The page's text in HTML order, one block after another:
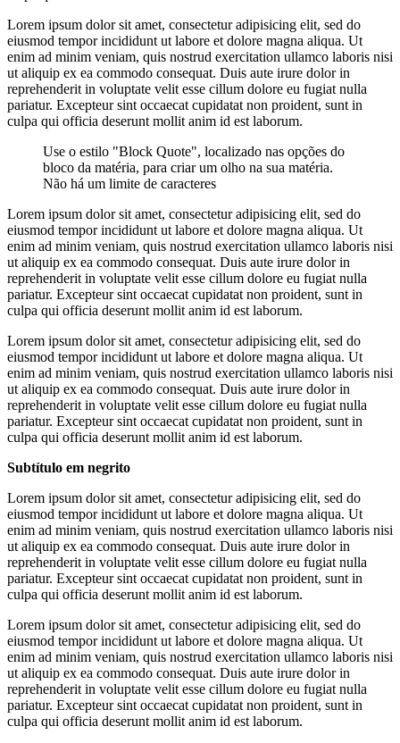
Lorem ipsum dolor sit amet, consectetur adipisicing elit, sed do
eiusmod tempor incididunt ut labore et dolore magna aliqua. Ut
enim ad minim veniam, quis nostrud exercitation ullamco laboris nisi
ut aliquip ex ea commodo consequat. Duis aute irure dolor in
reprehenderit in voluptate velit esse cillum dolore eu fugiat nulla
pariatur. Excepteur sint occaecat cupidatat non proident, sunt in
culpa qui officia deserunt mollit anim id est laborum.
Use o estilo "Block Quote", localizado nas opções do
bloco da matéria, para criar um olho na sua matéria.
Não há um limite de caracteres
Lorem ipsum dolor sit amet, consectetur adipisicing elit, sed do
eiusmod tempor incididunt ut labore et dolore magna aliqua. Ut
enim ad minim veniam, quis nostrud exercitation ullamco laboris nisi
ut aliquip ex ea commodo consequat. Duis aute irure dolor in
reprehenderit in voluptate velit esse cillum dolore eu fugiat nulla
pariatur. Excepteur sint occaecat cupidatat non proident, sunt in
culpa qui officia deserunt mollit anim id est laborum.
Lorem ipsum dolor sit amet, consectetur adipisicing elit, sed do
eiusmod tempor incididunt ut labore et dolore magna aliqua. Ut
enim ad minim veniam, quis nostrud exercitation ullamco laboris nisi
ut aliquip ex ea commodo consequat. Duis aute irure dolor in
reprehenderit in voluptate velit esse cillum dolore eu fugiat nulla
pariatur. Excepteur sint occaecat cupidatat non proident, sunt in
culpa qui officia deserunt mollit anim id est laborum.
Subtítulo em negrito
Lorem ipsum dolor sit amet, consectetur adipisicing elit, sed do
eiusmod tempor incididunt ut labore et dolore magna aliqua. Ut
enim ad minim veniam, quis nostrud exercitation ullamco laboris nisi
ut aliquip ex ea commodo consequat. Duis aute irure dolor in
reprehenderit in voluptate velit esse cillum dolore eu fugiat nulla
pariatur. Excepteur sint occaecat cupidatat non proident, sunt in
culpa qui officia deserunt mollit anim id est laborum.
Lorem ipsum dolor sit amet, consectetur adipisicing elit, sed do
eiusmod tempor incididunt ut labore et dolore magna aliqua. Ut
enim ad minim veniam, quis nostrud exercitation ullamco laboris nisi
ut aliquip ex ea commodo consequat. Duis aute irure dolor in
reprehenderit in voluptate velit esse cillum dolore eu fugiat nulla
pariatur. Excepteur sint occaecat cupidatat non proident, sunt in
culpa qui officia deserunt mollit anim id est laborum.